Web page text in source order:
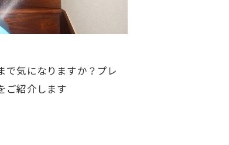
で気になりますか？プレ
ご紹介します